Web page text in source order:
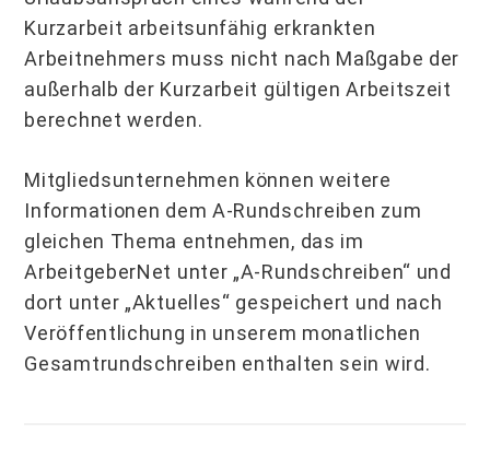
Kurzarbeit arbeitsunfähig erkrankten
Arbeitnehmers muss nicht nach Maßgabe der
außerhalb der Kurzarbeit gültigen Arbeitszeit
berechnet werden.
Mitgliedsunternehmen können weitere
Informationen dem A-Rundschreiben zum
gleichen Thema entnehmen, das im
ArbeitgeberNet unter „A-Rundschreiben“ und
dort unter „Aktuelles“ gespeichert und nach
Veröffentlichung in unserem monatlichen
Gesamtrundschreiben enthalten sein wird.